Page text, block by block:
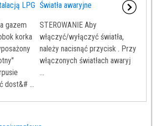
LPG
gazem
korka
dost&# ...
Światła awaryjne
STEROWANIE Aby
włączyć/wyłączyć światła,
należy nacisnąć przycisk . Przy
włączonych światłach awaryj
...